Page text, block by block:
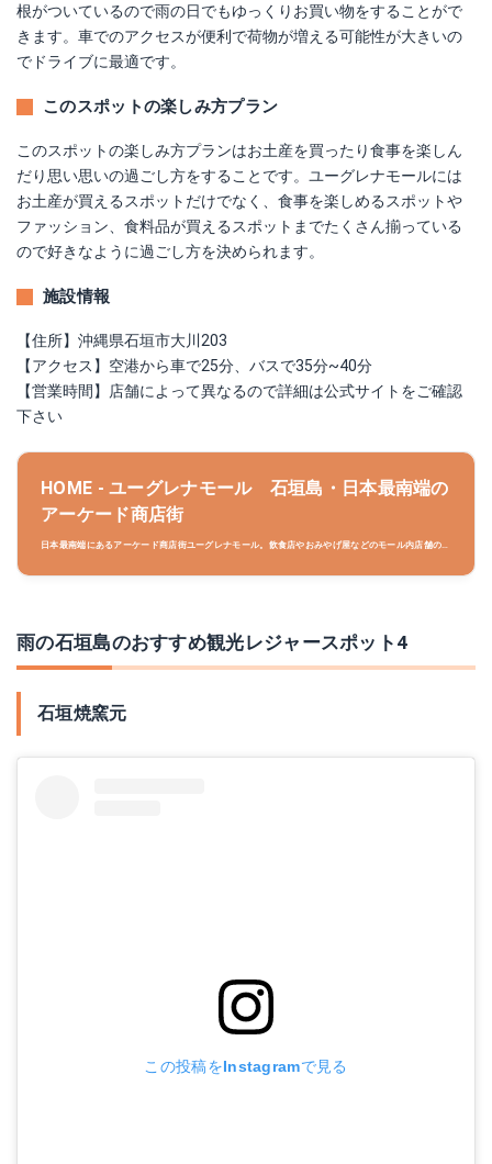
根がついているので雨の日でもゆっくりお買い物をすることがで
きます。車でのアクセスが便利で荷物が増える可能性が大きいの
でドライブに最適です。
このスポットの楽しみ方プラン
このスポットの楽しみ方プランはお土産を買ったり食事を楽しん
だり思い思いの過ごし方をすることです。ユーグレナモールには
お土産が買えるスポットだけでなく、食事を楽しめるスポットや
ファッション、食料品が買えるスポットまでたくさん揃っている
ので好きなように過ごし方を決められます。
施設情報
【住所】沖縄県石垣市大川203
【アクセス】空港から車で25分、バスで35分~40分
【営業時間】店舗によって異なるので詳細は公式サイトをご確認
下さい
HOME - ユーグレナモール 石垣島・日本最南端の
アーケード商店街
日本最南端にあるアーケード商店街ユーグレナモール。飲食店やおみやげ屋などのモール内店舗の営
雨の石垣島のおすすめ観光レジャースポット4
石垣焼窯元
この投稿をInstagramで見る